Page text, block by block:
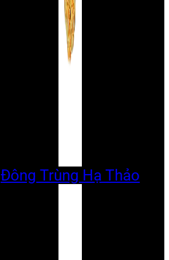
Đông Trùng Hạ Thảo